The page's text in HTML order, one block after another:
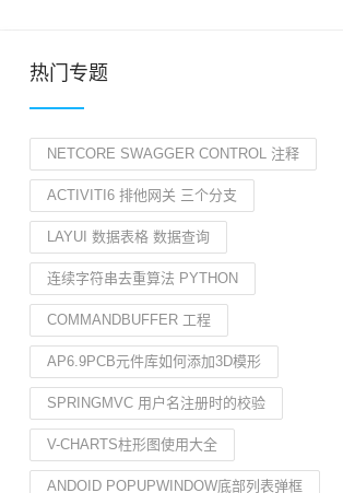
热门专题
NETCORE SWAGGER CONTROL 注释
ACTIVITI6 排他网关 三个分支
LAYUI 数据表格 数据查询
连续字符串去重算法 PYTHON
COMMANDBUFFER 工程
AP6.9PCB元件库如何添加3D模形
SPRINGMVC 用户名注册时的校验
V-CHARTS柱形图使用大全
ANDOID POPUPWINDOW底部列表弹框